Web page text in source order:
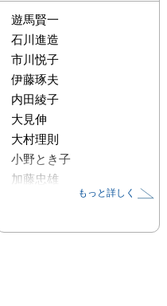
遊馬賢一
石川進造
市川悦子
伊藤琢夫
内田綾子
大見伸
大村理則
小野とき子
加藤忠雄
もっと詳しく